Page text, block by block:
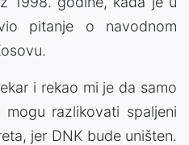
pitanje o navodnom
i rekao mi je da samo
razlikovati spaljeni
jer DNK bude uništen.